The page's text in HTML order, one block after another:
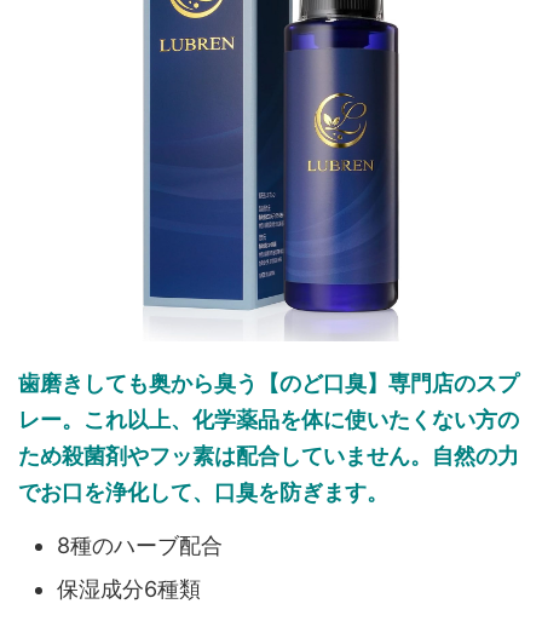
歯磨きしても奥から臭う【のど口臭】専門店のスプ
レー。これ以上、化学薬品を体に使いたくない方の
ため殺菌剤やフッ素は配合していません。自然の力
でお口を浄化して、口臭を防ぎます。
8種のハーブ配合
保湿成分6種類